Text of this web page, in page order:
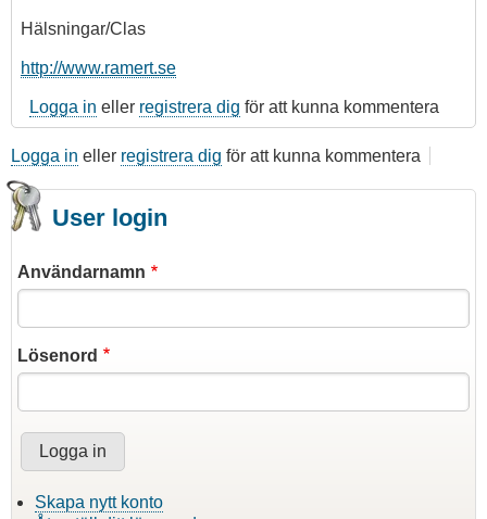
Hälsningar/Clas
http://www.ramert.se
Logga in eller registrera dig för att kunna kommentera
Logga in eller registrera dig för att kunna kommentera
User login
Användarnamn
Lösenord
Skapa nytt konto